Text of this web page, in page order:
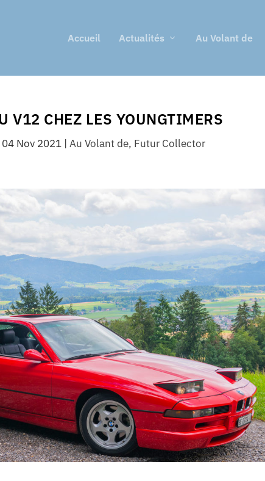
Accueil Actualités Au Volant de
V12 CHEZ LES YOUNGTIMERS
04 Nov 2021| Au Volant de, Futur Collector